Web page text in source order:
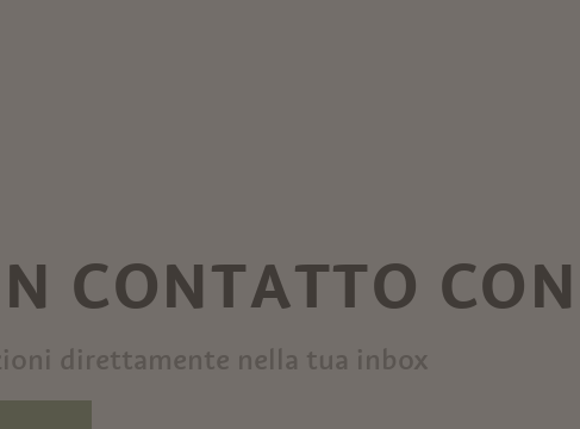
CONTATTO
direttamente nella tua inbox